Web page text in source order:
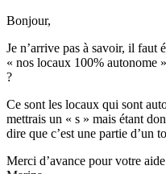
Bonjour,
Je n’arrive pas à savoir, il faut
« nos locaux 100% autonome
?
Ce sont les locaux qui sont
mettrais un « s » mais étant
dire que c’est une partie d’un
Merci d’avance pour votre aide